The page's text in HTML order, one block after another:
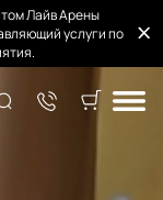
Лайв Арены
услуги по